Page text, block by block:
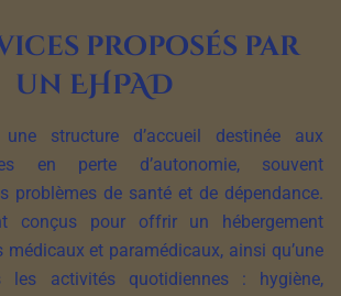
proposés par
un EHPAD
structure d’accueil destinée aux
en perte d’autonomie, souvent
problèmes de santé et de dépendance.
conçus pour offrir un hébergement
médicaux et paramédicaux, ainsi qu’une
les activités quotidiennes : hygiène,